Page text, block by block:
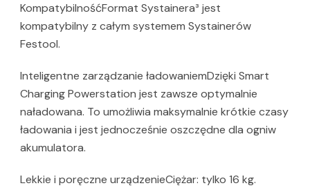
KompatybilnośćFormat Systainera³ jest
kompatybilny z całym systemem Systainerów
Festool.
Inteligentne zarządzanie ładowaniemDzięki Smart
Charging Powerstation jest zawsze optymalnie
naładowana. To umożliwia maksymalnie krótkie czasy
ładowania i jest jednocześnie oszczędne dla ogniw
akumulatora.
Lekkie i poręczne urządzenieCiężar: tylko 16 kg.